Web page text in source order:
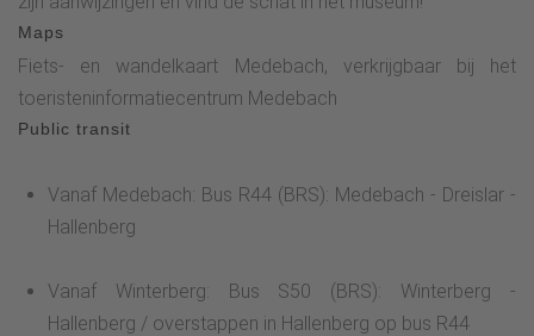
vrij steil, ongerept paadje naar de Schwinkelweg. De groene
pijl wijst ons de weg terug naar het centrum van het dorp,
waar de laatste stop bij de kleine kruidentuin op het
dorpsplein is. Aan het einde kunnen de kinderen rondrennen
Maps
Fiets- en wandelkaart Medebach, verkrijgbaar bij het
toeristeninformatiecentrum Medebach
Public transit
Vanaf Medebach: Bus R44 (BRS): Medebach - Dreislar -
Hallenberg
Vanaf Winterberg: Bus S50 (BRS): Winterberg -
Hallenberg / overstappen in Hallenberg op bus R44